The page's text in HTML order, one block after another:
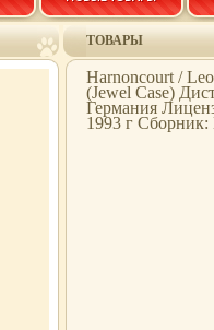
ТОВАРЫ
Harnoncourt /
(Jewel Case)
Германия
1993 г